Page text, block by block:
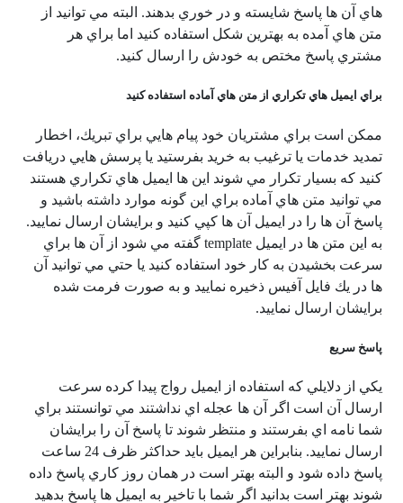
هاي آن ها پاسخ شايسته و در خوري بدهند. البته مي توانيد از
متن هاي آمده به بهترين شكل استفاده كنيد اما براي هر
مشتري پاسخ مختص به خودش را ارسال كنيد.
براي ايميل هاي تكراري از متن هاي آماده استفاده كنيد
ممكن است براي مشتريان خود پيام هايي براي تبريك، اخطار
تمديد خدمات یا ترغيب به خريد بفرستيد يا پرسش هايي دريافت
كنيد كه بسيار تكرار مي شوند اين ها ايميل هاي تكراري هستند
مي توانيد متن هاي آماده براي اين گونه موارد داشته باشيد و
پاسخ آن ها را در ايميل آن ها كپي كنيد و برايشان ارسال نماييد.
به اين متن ها در ايميل templateگفته مي شود از آن ها براي
سرعت بخشيدن به كار خود استفاده كنيد يا حتي مي توانيد آن
ها در يك فايل آفيس ذخيره نماييد و به صورت فرمت شده
برايشان ارسال نماييد.
پاسخ سريع
يكي از دلايلي كه استفاده از ايميل رواج پيدا كرده سرعت
ارسال آن است اگر آن ها عجله اي نداشتند مي توانستند براي
شما نامه اي بفرستند و منتظر شوند تا پاسخ آن را برايشان
ارسال نماييد. بنابراين هر ايميل بايد حداكثر ظرف 24 ساعت
پاسخ داده شود و البته بهتر است در همان روز كاري پاسخ داده
شوند بهتر است بدانيد اگر شما با تاخير به ايميل ها پاسخ بدهيد